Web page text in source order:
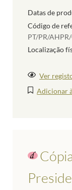
Datas de
Código de
PT/PR/
Localização
Ver
Adicionar